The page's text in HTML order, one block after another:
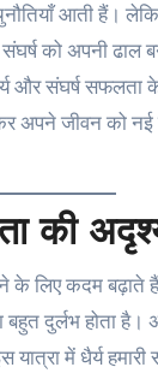
आती हैं।
को अपनी ढाल
और संघर्ष सफलता
अपने जीवन को
की
के लिए कदम बढ़ाते
दुर्लभ होता है।
यात्रा में धैर्य